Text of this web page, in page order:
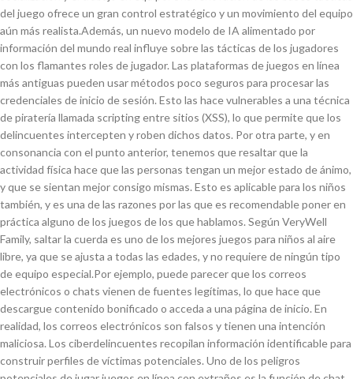
del juego ofrece un gran control estratégico y un movimiento del equipo
aún más realista.Además, un nuevo modelo de IA alimentado por
información del mundo real influye sobre las tácticas de los jugadores
con los flamantes roles de jugador. Las plataformas de juegos en línea
más antiguas pueden usar métodos poco seguros para procesar las
credenciales de inicio de sesión. Esto las hace vulnerables a una técnica
de piratería llamada scripting entre sitios (XSS), lo que permite que los
delincuentes intercepten y roben dichos datos. Por otra parte, y en
consonancia con el punto anterior, tenemos que resaltar que la
actividad física hace que las personas tengan un mejor estado de ánimo,
y que se sientan mejor consigo mismas. Esto es aplicable para los niños
también, y es una de las razones por las que es recomendable poner en
práctica alguno de los juegos de los que hablamos. Según VeryWell
Family, saltar la cuerda es uno de los mejores juegos para niños al aire
libre, ya que se ajusta a todas las edades, y no requiere de ningún tipo
de equipo especial.Por ejemplo, puede parecer que los correos
electrónicos o chats vienen de fuentes legítimas, lo que hace que
descargue contenido bonificado o acceda a una página de inicio. En
realidad, los correos electrónicos son falsos y tienen una intención
maliciosa. Los ciberdelincuentes recopilan información identificable para
construir perfiles de víctimas potenciales. Uno de los peligros